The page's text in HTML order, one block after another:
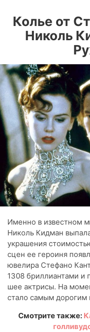
Колье от
Николь
Именно в известном
Николь Кидман
украшения
сцен ее героиня
ювелира Стефано
1308 бриллиантами и
шее актрисы. На
стало самым дорогим
Смотрите также: